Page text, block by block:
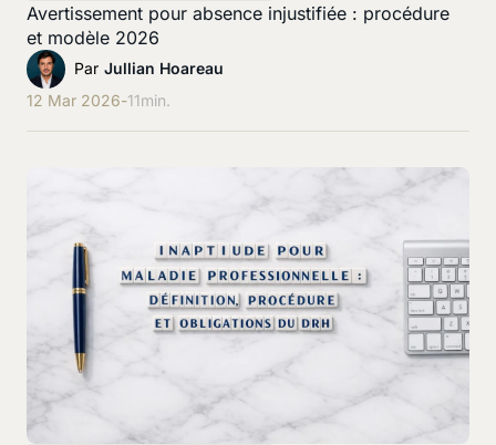
Avertissement pour absence injustifiée : procédure
et modèle 2026
Par Jullian Hoareau
12 Mar 2026-11min.